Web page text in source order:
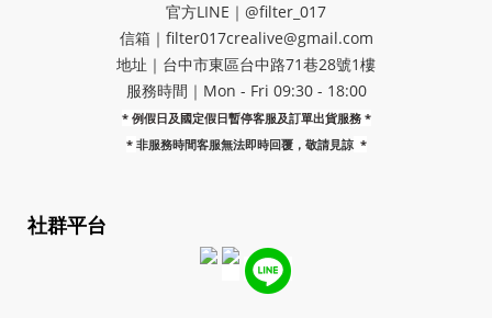
官方LINE｜@filter_017
信箱｜filter017crealive@gmail.com
地址｜​台中市東區台中路71巷28號1樓
服務時間｜Mon - Fri 09:30 - 18:00
* 例假日及國定假日暫停客服及訂單出貨服務 *
* 非服務時間客服無法即時回覆，敬請見諒 *
社群平台